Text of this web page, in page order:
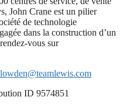
John Crane est un pilier
de technologie
dans la construction d’un
vous sur
ID 9574851